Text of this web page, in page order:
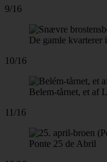
9/16
De gamle kvarterer
10/16
Belem-tårnet, et af
11/16
Ponte 25 de Abril